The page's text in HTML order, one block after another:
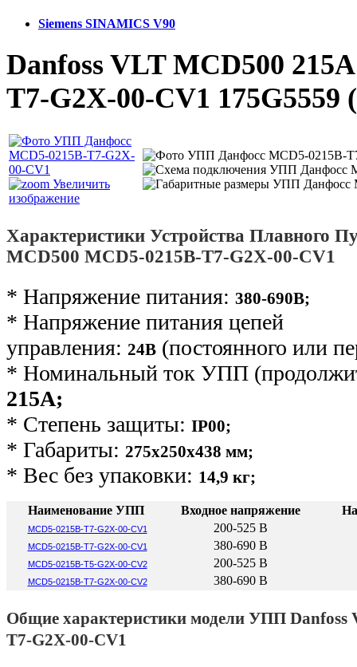
Siemens SINAMICS V90
Danfoss VLT MCD500
T7-G2X-00-CV1 175G5559
Увеличить
изображение
Характеристики Устройства Плавного
MCD500 MCD5-0215B-T7-G2X-00-CV1
* Напряжение питания: 380-690В;
* Напряжение питания цепей
управления: 24В (постоянного или
* Номинальный ток УПП
215А;
* Степень защиты: IP00;
* Габариты: 275х250х438 мм;
* Вес без упаковки: 14,9 кг;
Наименование УПП Входное напряжение
MCD5-0215B-T7-G2X-00-CV1 200-525 В
MCD5-0215B-T7-G2X-00-CV1 380-690 В
MCD5-0215B-T5-G2X-00-CV2 200-525 В
MCD5-0215B-T7-G2X-00-CV2 380-690 В
Общие характеристики модели УПП Danfoss
T7-G2X-00-CV1